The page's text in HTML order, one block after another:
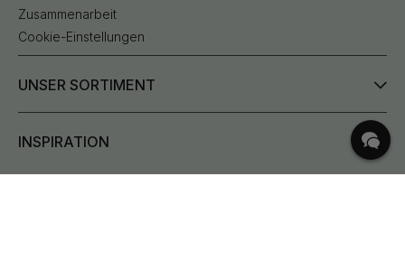
Zusammenarbeit
Cookie-Einstellungen
UNSER SORTIMENT
INSPIRATION